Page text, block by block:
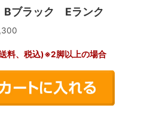
ブラック Eランク
料、税込)※2脚以上の場合